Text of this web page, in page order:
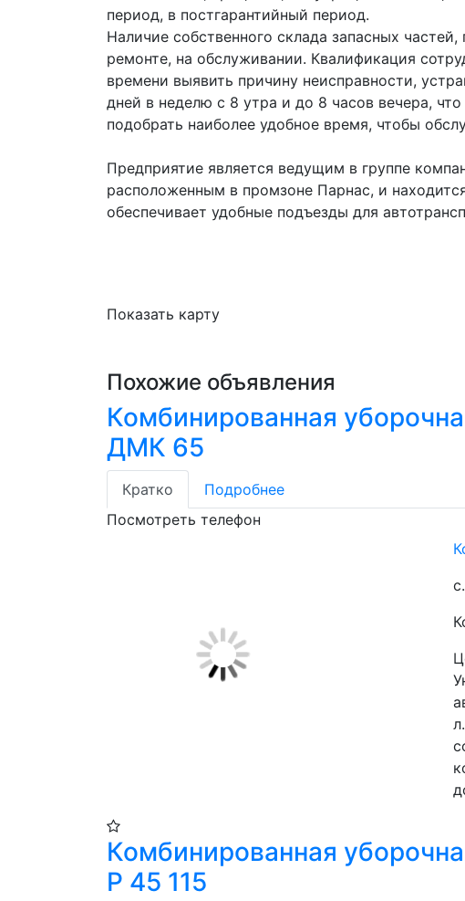
период, в постгарантийный период.
Наличие собственного склада запасных
ремонте, на обслуживании. Квалификация
времени выявить причину неисправности,
дней в неделю с 8 утра и до 8 часов вечера,
подобрать наиболее удобное время, чтобы
Предприятие является ведущим в группе
расположенным в промзоне Парнас, и
обеспечивает удобные подъезды для
Показать карту
Похожие объявления
Комбинированная
ДМК 65
Кратко
Подробнее
Посмотреть телефон
Комбинированная
Р 45 115